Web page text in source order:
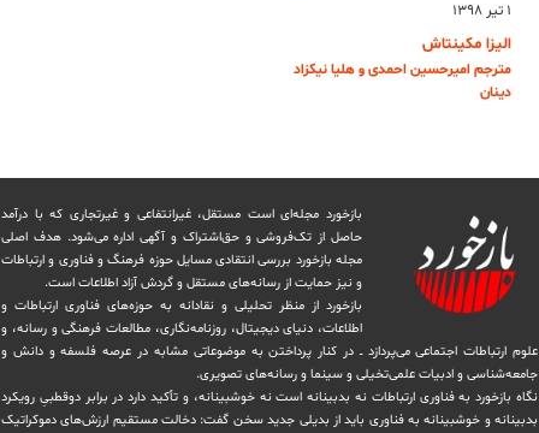
۱ تیر ۱۳۹۸
الیزا مکینتاش
مترجم امیرحسین احمدی و هلیا نیکزاد
دینان
بازخورد مجله‌ای است مستقل، غیرانتفاعی و غیرتجاری که با درآمد
حاصل از تک‌فروشی و حق‌اشتراک و آگهی اداره می‌شود. ‏هدف اصلی
مجله بازخورد بررسی انتقادی مسایل حوزه فرهنگ و فناوری و ارتباطات
و نیز حمایت از رسانه‌های مستقل و‌ گردش ‏آزاد اطلاعات است.
بازخورد از منظر تحلیلی و نقادانه به حوزه‌های فناوری ارتباطات و
اطلاعات، دنیای دیجیتال، روزنامه‌نگاری، ‏مطالعات فرهنگی و رسانه، و
علوم ارتباطات اجتماعی می‌پردازد ــ در کنار پرداختن به موضوعاتی مشابه در عرصه فلسفه و دانش و
‏جامعه‌شناسی و ادبیات علمی‌تخیلی و سینما و رسانه‌های تصویری.
نگاه بازخورد به فناوری ارتباطات نه بدبینانه است نه خوشبینانه، و تأکید دارد ‏در برابر دوقطبیِ رویکرد
بدبینانه و خوشبینانه به فناوری باید از بدیلی جدید سخن گفت: دخالت مستقیم ارزش‌های دموکراتیک